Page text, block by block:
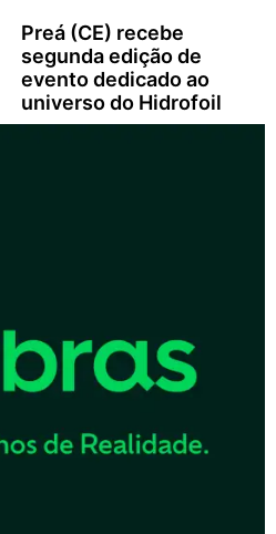
Preá (CE) recebe
segunda edição de
evento dedicado ao
universo do Hidrofoil